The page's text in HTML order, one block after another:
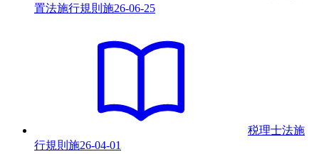
置法施行規則 施26-06-25
税理士法施
行規則 施26-04-01